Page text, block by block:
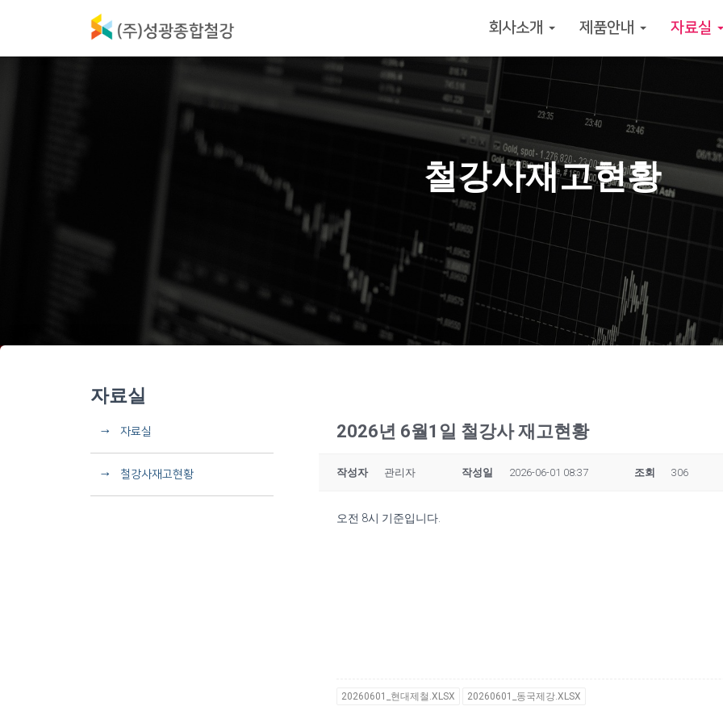
회사소개 제품안내 자료실
철강사재고현황
자료실
→ 자료실
→ 철강사재고현황
2026년 6월1일 철강사 재고현황
작성자 관리자 작성일 2026-06-01 08:37 조회 306
오전 8시 기준입니다.
20260601_현대제철.XLSX 20260601_동국제강.XLSX